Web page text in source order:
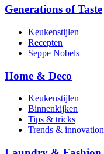
Generations of Taste
Keukenstijlen
Recepten
Seppe Nobels
Home & Deco
Keukenstijlen
Binnenkijken
Tips & tricks
Trends & innovation